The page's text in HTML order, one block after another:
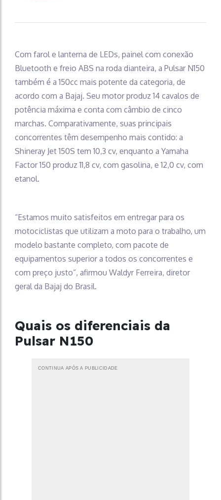
Com farol e lanterna de LEDs, painel com conexão
Bluetooth e freio ABS na roda dianteira, a Pulsar N150
também é a 150cc mais potente da categoria, de
acordo com a Bajaj. Seu motor produz 14 cavalos de
potência máxima e conta com câmbio de cinco
marchas. Comparativamente, suas principais
concorrentes têm desempenho mais contido: a
Shineray Jet 150S tem 10,3 cv, enquanto a Yamaha
Factor 150 produz 11,8 cv, com gasolina, e 12,0 cv, com
etanol.
“Estamos muito satisfeitos em entregar para os
motociclistas que utilizam a moto para o trabalho, um
modelo bastante completo, com pacote de
equipamentos superior a todos os concorrentes e
com preço justo”, afirmou Waldyr Ferreira, diretor
geral da Bajaj do Brasil.
Quais os diferenciais da
Pulsar N150
CONTINUA APÓS A PUBLICIDADE